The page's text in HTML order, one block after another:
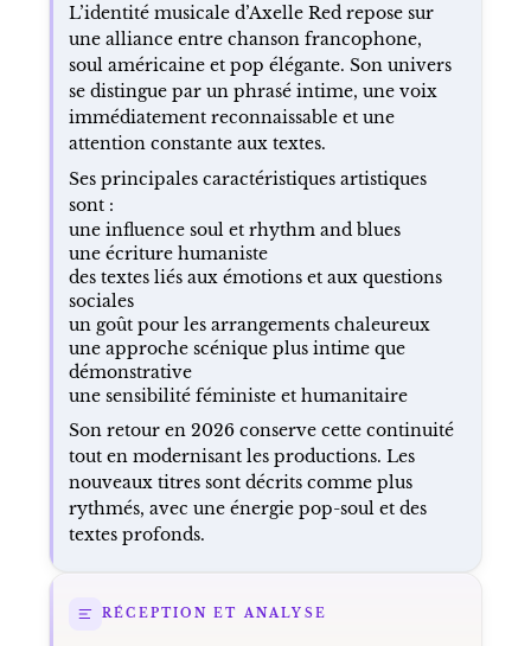
L’identité musicale d’Axelle Red repose sur
une alliance entre chanson francophone,
soul américaine et pop élégante. Son univers
se distingue par un phrasé intime, une voix
immédiatement reconnaissable et une
attention constante aux textes.
Ses principales caractéristiques artistiques
sont :
une influence soul et rhythm and blues
une écriture humaniste
des textes liés aux émotions et aux questions
sociales
un goût pour les arrangements chaleureux
une approche scénique plus intime que
démonstrative
une sensibilité féministe et humanitaire
Son retour en 2026 conserve cette continuité
tout en modernisant les productions. Les
nouveaux titres sont décrits comme plus
rythmés, avec une énergie pop-soul et des
textes profonds.
RÉCEPTION ET ANALYSE